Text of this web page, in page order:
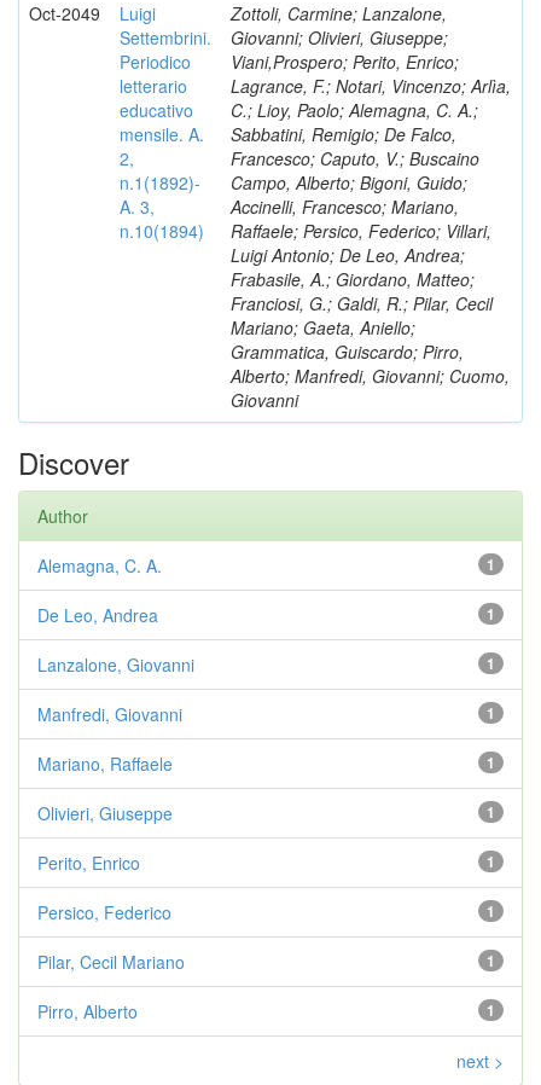
Oct-2049
Luigi
Settembrini.
Periodico
letterario
educativo
mensile. A.
2,
n.1(1892)-
A. 3,
n.10(1894)
Zottoli, Carmine; Lanzalone,
Giovanni; Olivieri, Giuseppe;
Viani,Prospero; Perito, Enrico;
Lagrance, F.; Notari, Vincenzo; Arlìa,
C.; Lioy, Paolo; Alemagna, C. A.;
Sabbatini, Remigio; De Falco,
Francesco; Caputo, V.; Buscaino
Campo, Alberto; Bigoni, Guido;
Accinelli, Francesco; Mariano,
Raffaele; Persico, Federico; Villari,
Luigi Antonio; De Leo, Andrea;
Frabasile, A.; Giordano, Matteo;
Franciosi, G.; Galdi, R.; Pilar, Cecil
Mariano; Gaeta, Aniello;
Grammatica, Guiscardo; Pirro,
Alberto; Manfredi, Giovanni; Cuomo,
Giovanni
Discover
Author
1
Alemagna, C. A.
1
De Leo, Andrea
1
Lanzalone, Giovanni
1
Manfredi, Giovanni
1
Mariano, Raffaele
1
Olivieri, Giuseppe
1
Perito, Enrico
1
Persico, Federico
1
Pilar, Cecil Mariano
1
Pirro, Alberto
next >